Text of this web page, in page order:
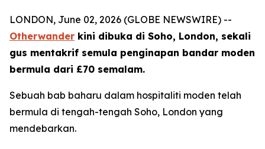
LONDON, June 02, 2026 (GLOBE NEWSWIRE) --
Otherwander kini dibuka di Soho, London, sekali
gus mentakrif semula penginapan bandar moden
bermula dari £70 semalam.
Sebuah bab baharu dalam hospitaliti moden telah
bermula di tengah-tengah Soho, London yang
mendebarkan.